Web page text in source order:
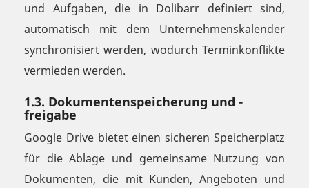
und Aufgaben, die in Dolibarr definiert sind,
automatisch mit dem Unternehmenskalender
synchronisiert werden, wodurch Terminkonflikte
vermieden werden.
1.3. Dokumentenspeicherung und -
freigabe
Google Drive bietet einen sicheren Speicherplatz
für die Ablage und gemeinsame Nutzung von
Dokumenten, die mit Kunden, Angeboten und